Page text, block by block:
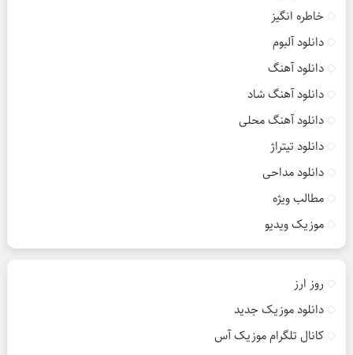
خاطره انگیز
دانلود آلبوم
دانلود آهنگ
دانلود آهنگ شاد
دانلود آهنگ محلی
دانلود تیتراژ
دانلود مداحی
مطالب ویژه
موزیک ویدیو
روز ارز
دانلود موزیک جدید
کانال تلگرام موزیک آس